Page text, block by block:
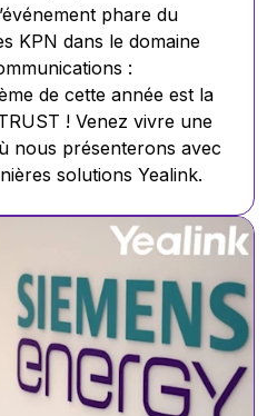
phare du
KPN dans le domaine
:
de cette année est la
! Venez vivre une
nous présenterons avec
solutions Yealink.